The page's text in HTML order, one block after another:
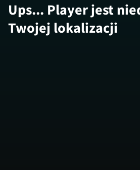
Ups... Player jest
Twojej lokalizacji